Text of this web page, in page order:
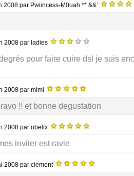
2008 par Pwiincess-M0uah ** &&’
2008 par ladies
pour faire cuire dsl je suis
2008 par mimi
!! et bonne degustation
2008 par obelix
inviter est ravie
2008 par clement